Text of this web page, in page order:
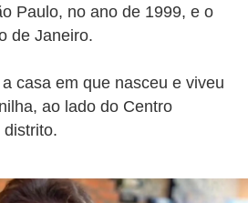
Paulo, no ano de 1999, e o
de Janeiro.
casa em que nasceu e viveu
ao lado do Centro
distrito.